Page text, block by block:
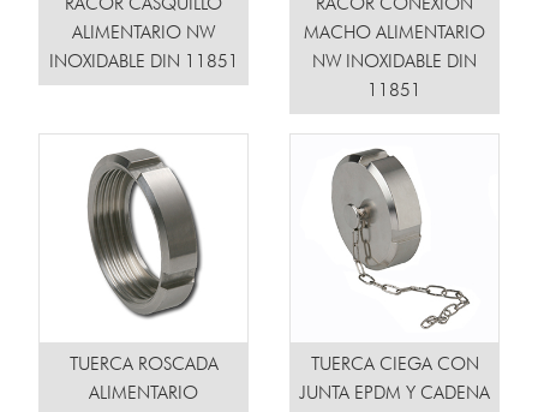
RACOR CASQUILLO
ALIMENTARIO NW
INOXIDABLE DIN 11851
RACOR CONEXIÓN
MACHO ALIMENTARIO
NW INOXIDABLE DIN
11851
TUERCA ROSCADA
ALIMENTARIO
TUERCA CIEGA CON
JUNTA EPDM Y CADENA